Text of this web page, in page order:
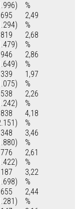
%
2,49
%
2,68
%
2,86
%
1,97
%
2,26
%
4,18
%
3,46
%
2,61
%
3,22
%
2,44
%